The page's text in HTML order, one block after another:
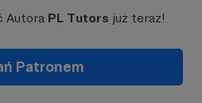
Autora PL Tutors już teraz!
Patronem